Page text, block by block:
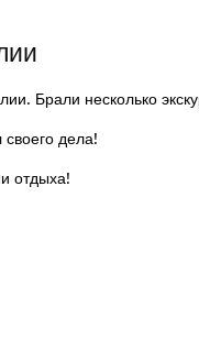
Брали несколько
дела!
отдыха!